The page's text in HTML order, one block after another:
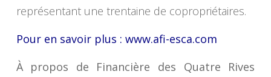
représentant une trentaine de copropriétaires.
Pour en savoir plus : www.afi-esca.com
À propos de Financière des Quatre Rives